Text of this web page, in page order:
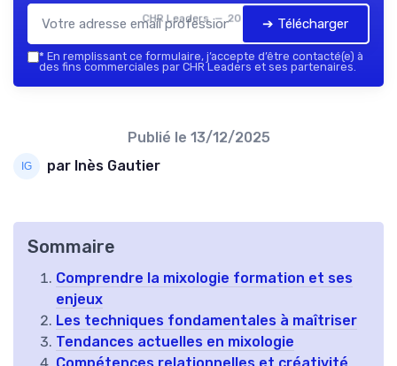
CHR Leaders — 2026 ➔ Télécharger
* En remplissant ce formulaire, j’accepte d’être contacté(e) à
des fins commerciales par CHR Leaders et ses partenaires.
Publié le 13/12/2025
par Inès Gautier
Sommaire
Comprendre la mixologie formation et ses
enjeux
Les techniques fondamentales à maîtriser
Tendances actuelles en mixologie
Compétences relationnelles et créativité